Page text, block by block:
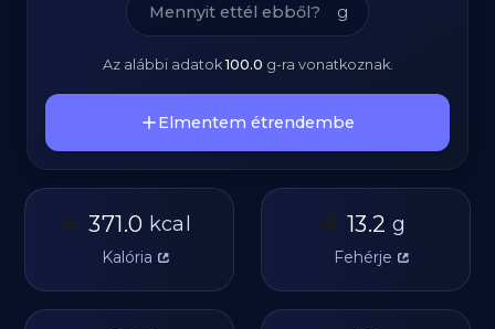
g
Az alábbi adatok100.0 g-ra vonatkoznak.
Elmentem étrendembe
🔥 371.0 kcal
Kalória
🥩 13.2 g
Fehérje